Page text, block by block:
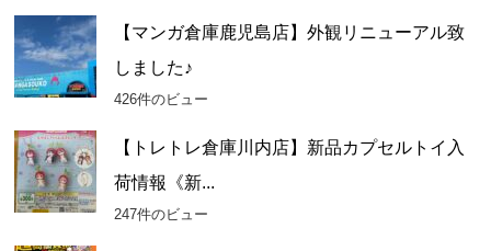
【マンガ倉庫鹿児島店】外観リニューアル致
しました♪
426件のビュー
【トレトレ倉庫川内店】新品カプセルトイ入
荷情報《新...
247件のビュー